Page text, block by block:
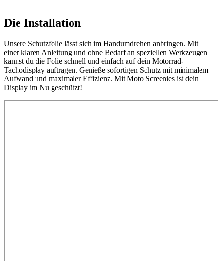
Die Installation
Unsere Schutzfolie lässt sich im Handumdrehen anbringen. Mit
einer klaren Anleitung und ohne Bedarf an speziellen Werkzeugen
kannst du die Folie schnell und einfach auf dein Motorrad-
Tachodisplay auftragen. Genieße sofortigen Schutz mit minimalem
Aufwand und maximaler Effizienz. Mit Moto Screenies ist dein
Display im Nu geschützt!